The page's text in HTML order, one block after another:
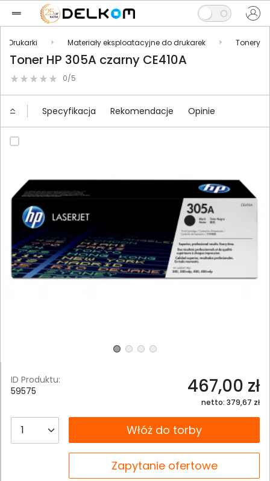
Drukarki Materiały eksploatacyjne do drukarek Tonery
Toner HP 305A czarny CE410A
0/5
Specyfikacja Rekomendacje Opinie
ID Produktu:
59575
467,00 zł
netto: 379,67 zł
__B2C.PRODUCT.QUANTITYWłóż do torby
Zapytanie ofertowe